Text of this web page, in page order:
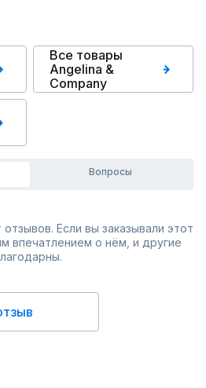
Все товары
Angelina &
Сompany
Вопросы
Если вы заказывали этот
впечатлением о нём, и другие